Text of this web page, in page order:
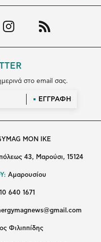
στο email σας.
ΕΓΓΡΑΦΗ
MON IKE
43, Μαρούσι, 15124
Αμαρουσίου
640 1671
Φιλιππίδης